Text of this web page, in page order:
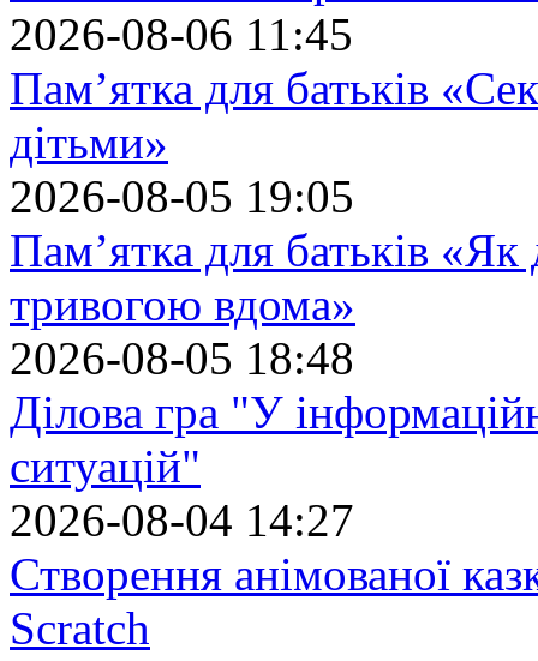
2026-08-06 11:45
Пам’ятка для батьків
дітьми»
2026-08-05 19:05
Пам’ятка для батьків
тривогою вдома»
2026-08-05 18:48
Ділова гра "У
ситуацій"
2026-08-04 14:27
Створення анімованої
Scratch